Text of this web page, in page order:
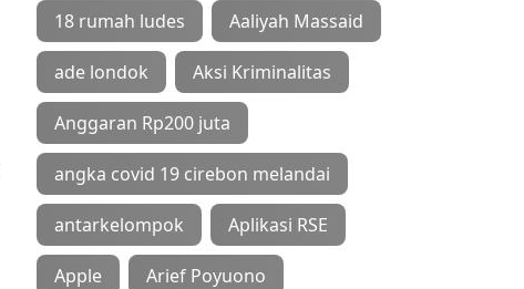
18 rumah ludes Aaliyah Massaid
ade londok Aksi Kriminalitas
Anggaran Rp200 juta
angka covid 19 cirebon melandai
antarkelompok Aplikasi RSE
Apple Arief Poyuono